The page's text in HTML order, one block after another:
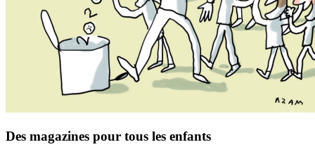
Des magazines pour tous les enfants